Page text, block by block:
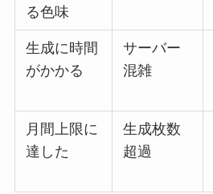
る色味
生成に時間
がかかる
サーバー
混雑
月間上限に
達した
生成枚数
超過